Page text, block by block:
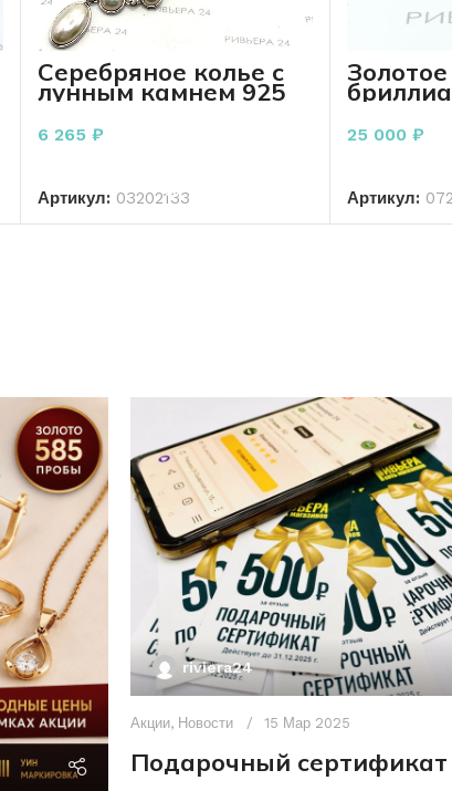
Серебряное колье с
лунным камнем 925
пробы 17.90 грамма
45 см
6 265 ₽
Артикул: 03202133
пробы
25 000 ₽
Артикул:
riviera24
Акции, Новости 15 Мар 2025
Подарочный сертификат